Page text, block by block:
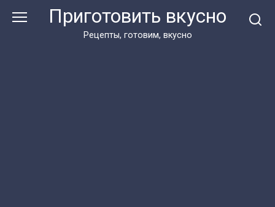
Приготовить вкусно
Рецепты, готовим, вкусно